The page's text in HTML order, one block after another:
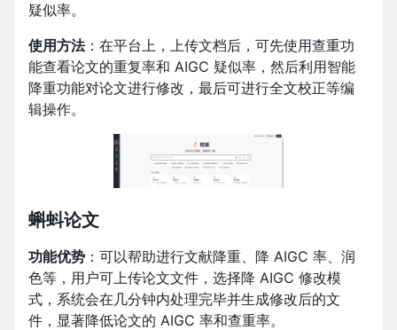
疑似率。
使用方法：在平台上，上传文档后，可先使用查重功
能查看论文的重复率和 AIGC 疑似率，然后利用智能
降重功能对论文进行修改，最后可进行全文校正等编
辑操作。
蝌蚪论文
功能优势 ：可以帮助进行文献降重、降 AIGC 率、润
色等，用户可上传论文文件，选择降 AIGC 修改模
式，系统会在几分钟内处理完毕并生成修改后的文
件，显著降低论文的 AIGC 率和查重率。